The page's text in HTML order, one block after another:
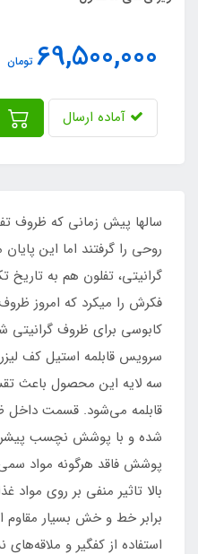
69,500,000 تومان
آماده ارسال
سالها پیش زمانی که ظروف
روحی را گرفتند اما این
گرانیتی، تفلون هم به
فکرش را میکرد که امروز
کابوسی برای ظروف گرانیتی
سرویس قابلمه استیل کف
سه لایه این محصول باعث
قابلمه می‌شود. قسمت داخل
شده و با پوشش نچسب
بالا تاثیر منفی بر روی
برابر خط و خش بسیار مقاوم
استفاده از کفگیر و ملاقه‌های